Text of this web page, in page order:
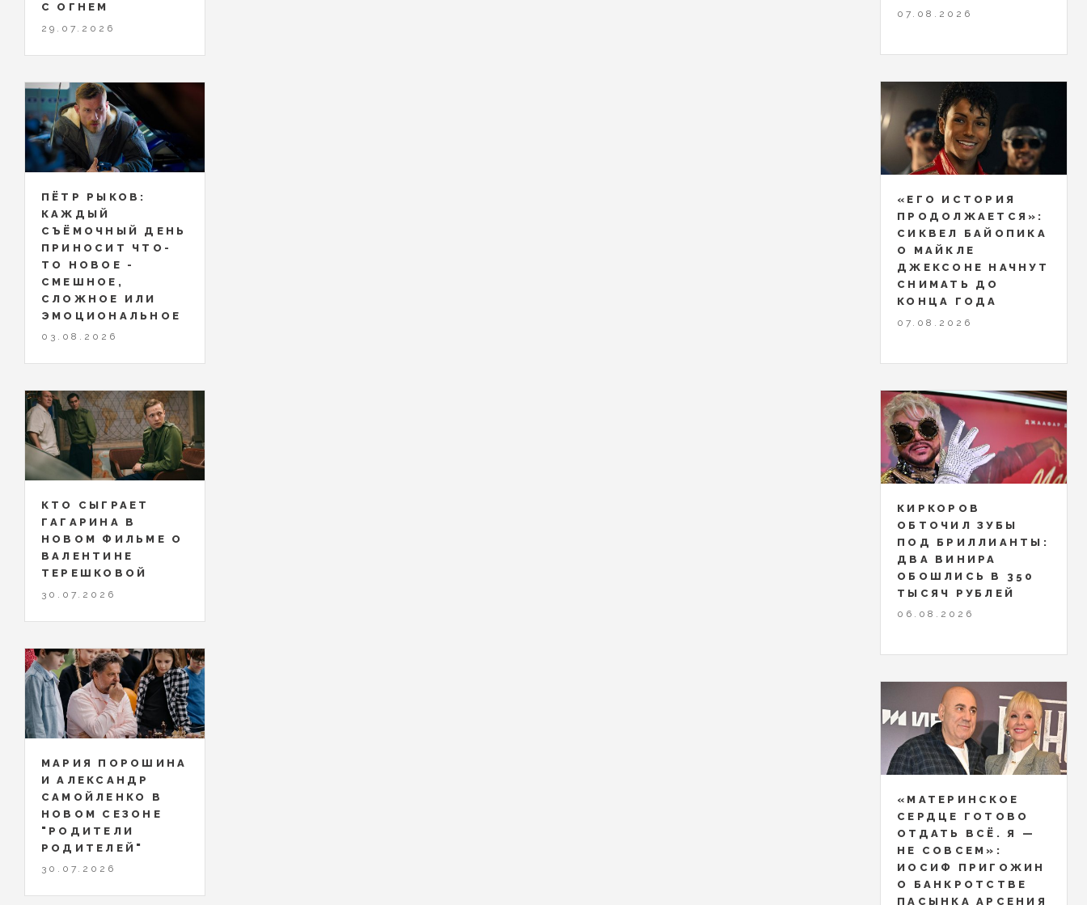
С ОГНЕМ
29.07.2026
ПЁТР РЫКОВ:
КАЖДЫЙ
СЪЁМОЧНЫЙ ДЕНЬ
ПРИНОСИТ ЧТО-
ТО НОВОЕ -
СМЕШНОЕ,
СЛОЖНОЕ ИЛИ
ЭМОЦИОНАЛЬНОЕ
03.08.2026
КТО СЫГРАЕТ
ГАГАРИНА В
НОВОМ ФИЛЬМЕ О
ВАЛЕНТИНЕ
ТЕРЕШКОВОЙ
30.07.2026
МАРИЯ ПОРОШИНА
И АЛЕКСАНДР
САМОЙЛЕНКО В
НОВОМ СЕЗОНЕ
"РОДИТЕЛИ
РОДИТЕЛЕЙ"
30.07.2026
07.08.2026
«ЕГО ИСТОРИЯ
ПРОДОЛЖАЕТСЯ»:
СИКВЕЛ БАЙОПИКА
О МАЙКЛЕ
ДЖЕКСОНЕ НАЧНУТ
СНИМАТЬ ДО
КОНЦА ГОДА
07.08.2026
КИРКОРОВ
ОБТОЧИЛ ЗУБЫ
ПОД БРИЛЛИАНТЫ:
ДВА ВИНИРА
ОБОШЛИСЬ В 350
ТЫСЯЧ РУБЛЕЙ
06.08.2026
«МАТЕРИНСКОЕ
СЕРДЦЕ ГОТОВО
ОТДАТЬ ВСЁ. Я —
НЕ СОВСЕМ»:
ИОСИФ ПРИГОЖИН
О БАНКРОТСТВЕ
ПАСЫНКА АРСЕНИЯ